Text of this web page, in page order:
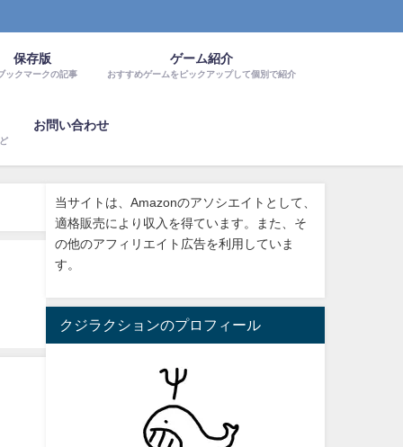
保存版
ックマークの記事
ゲーム紹介
おすすめゲームをピックアップして個別で紹介
お問い合わせ
当サイトは、Amazonのアソシエイトとして、
適格販売により収入を得ています。また、そ
の他のアフィリエイト広告を利用していま
す。
クジラクションのプロフィール